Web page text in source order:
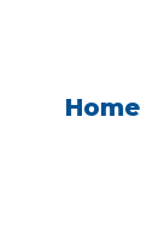
Home